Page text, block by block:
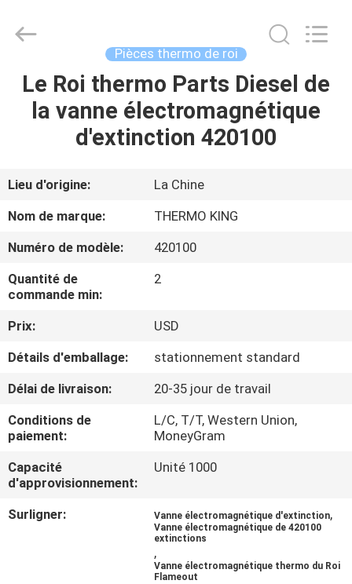
MAISON
PRODUITS
À
DE
NOUS
VISITE
DE
L'USINE
CONTRÔLE
LA
MOTORS
INDUSTRY
Reserved.
Pièces thermo de roi
Le Roi thermo Parts Diesel de
la vanne électromagnétique
d'extinction 420100
Lieu d'origine:
La Chine
Nom de marque:
THERMO KING
Numéro de modèle:
420100
Quantité de
commande min:
2
Prix:
USD
Détails d'emballage:
stationnement standard
Délai de livraison:
20-35 jour de travail
Conditions de
paiement:
L/C, T/T, Western Union,
MoneyGram
Capacité
d'approvisionnement:
Unité 1000
Surligner: Vanne électromagnétique d'extinction,
Vanne électromagnétique de 420100
extinctions
,
Vanne électromagnétique thermo du Roi
Flameout